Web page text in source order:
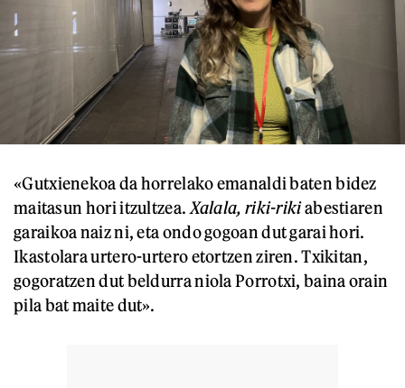
«Gutxienekoa da horrelako emanaldi baten bidez
maitasun hori itzultzea. Xalala, riki-rikiabestiaren
garaikoa naiz ni, eta ondo gogoan dut garai hori.
Ikastolara urtero-urtero etortzen ziren. Txikitan,
gogoratzen dut beldurra niola Porrotxi, baina orain
pila bat maite dut».